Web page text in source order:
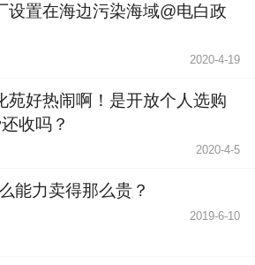
设置在海边污染海域@电白政
2020-4-19
苑好热闹啊！是开放个人选购
收吗？
2020-4-5
能力卖得那么贵？
2019-6-10